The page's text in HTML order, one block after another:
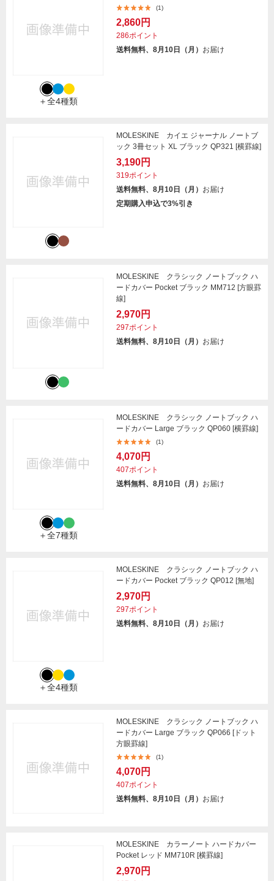
＋全4種類
(1)
2,860円
286ポイント
送料無料、8月10日（月） お届け
MOLESKINE カイエ ジャーナル ノートブ
ック 3冊セット XL ブラック QP321 [横罫線]
3,190円
319ポイント
送料無料、8月10日（月） お届け
定期購入申込で3%引き
MOLESKINE クラシック ノートブック ハ
ードカバー Pocket ブラック MM712 [方眼罫
線]
2,970円
297ポイント
送料無料、8月10日（月） お届け
＋全7種類
MOLESKINE クラシック ノートブック ハ
ードカバー Large ブラック QP060 [横罫線]
(1)
4,070円
407ポイント
送料無料、8月10日（月） お届け
＋全4種類
MOLESKINE クラシック ノートブック ハ
ードカバー Pocket ブラック QP012 [無地]
2,970円
297ポイント
送料無料、8月10日（月） お届け
MOLESKINE クラシック ノートブック ハ
ードカバー Large ブラック QP066 [ドット
方眼罫線]
(1)
4,070円
407ポイント
送料無料、8月10日（月） お届け
MOLESKINE カラーノート ハードカバー
Pocket レッド MM710R [横罫線]
2,970円